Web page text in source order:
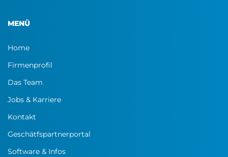
MENÜ
Home
Firmenprofil
Das Team
Jobs & Karriere
Kontakt
Geschätfspartnerportal
Software & Infos